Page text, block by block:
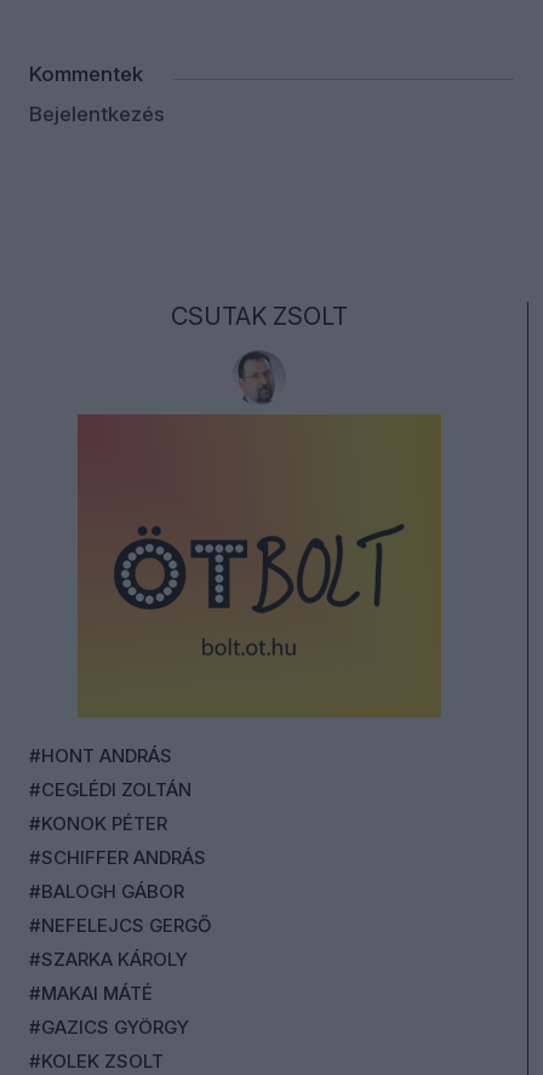
Kommentek
Bejelentkezés
CSUTAK ZSOLT
#HONT ANDRÁS
#CEGLÉDI ZOLTÁN
#KONOK PÉTER
#SCHIFFER ANDRÁS
#BALOGH GÁBOR
#NEFELEJCS GERGŐ
#SZARKA KÁROLY
#MAKAI MÁTÉ
#GAZICS GYÖRGY
#KOLEK ZSOLT